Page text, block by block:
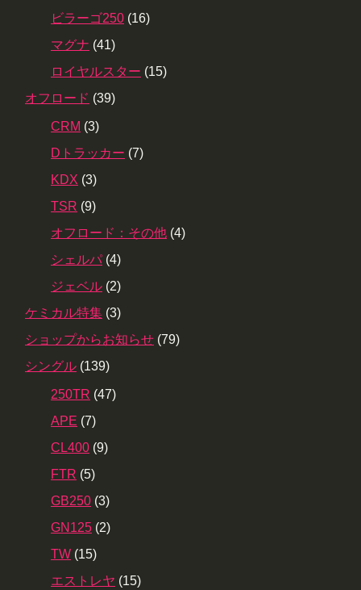
ビラーゴ250 (16)
マグナ (41)
ロイヤルスター (15)
オフロード (39)
CRM (3)
Dトラッカー (7)
KDX (3)
TSR (9)
オフロード：その他 (4)
シェルパ (4)
ジェベル (2)
ケミカル特集 (3)
ショップからお知らせ (79)
シングル (139)
250TR (47)
APE (7)
CL400 (9)
FTR (5)
GB250 (3)
GN125 (2)
TW (15)
エストレヤ (15)